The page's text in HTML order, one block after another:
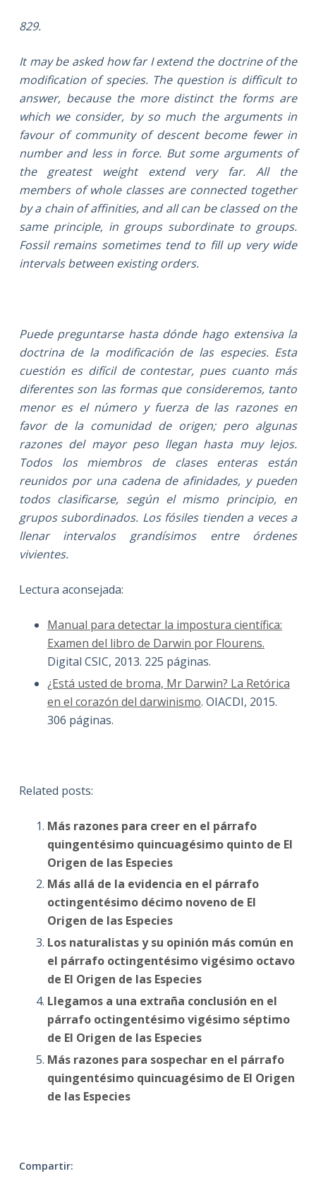
829.
It may be asked how far I extend the doctrine of the
modification of species. The question is difficult to
answer, because the more distinct the forms are
which we consider, by so much the arguments in
favour of community of descent become fewer in
number and less in force. But some arguments of
the greatest weight extend very far. All the
members of whole classes are connected together
by a chain of affinities, and all can be classed on the
same principle, in groups subordinate to groups.
Fossil remains sometimes tend to fill up very wide
intervals between existing orders.
Puede preguntarse hasta dónde hago extensiva la
doctrina de la modificación de las especies. Esta
cuestión es difícil de contestar, pues cuanto más
diferentes son las formas que consideremos, tanto
menor es el número y fuerza de las razones en
favor de la comunidad de origen; pero algunas
razones del mayor peso llegan hasta muy lejos.
Todos los miembros de clases enteras están
reunidos por una cadena de afinidades, y pueden
todos clasificarse, según el mismo principio, en
grupos subordinados. Los fósiles tienden a veces a
llenar intervalos grandísimos entre órdenes
vivientes.
Lectura aconsejada:
Manual para detectar la impostura científica:
Examen del libro de Darwin por Flourens.
Digital CSIC, 2013. 225 páginas.
¿Está usted de broma, Mr Darwin? La Retórica
en el corazón del darwinismo. OIACDI, 2015.
306 páginas.
Related posts:
Más razones para creer en el párrafo
quingentésimo quincuagésimo quinto de El
Origen de las Especies
Más allá de la evidencia en el párrafo
octingentésimo décimo noveno de El
Origen de las Especies
Los naturalistas y su opinión más común en
el párrafo octingentésimo vigésimo octavo
de El Origen de las Especies
Llegamos a una extraña conclusión en el
párrafo octingentésimo vigésimo séptimo
de El Origen de las Especies
Más razones para sospechar en el párrafo
quingentésimo quincuagésimo de El Origen
de las Especies
Compartir: